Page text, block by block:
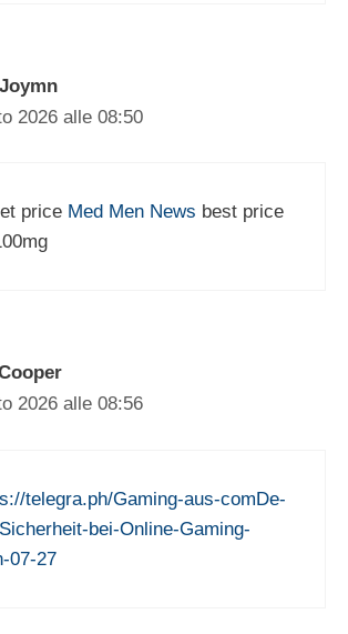
2026 alle 08:50
price Med Men News best price
2026 alle 08:56
telegra.ph/Gaming-aus-comDe-
bei-Online-Gaming-
07-27